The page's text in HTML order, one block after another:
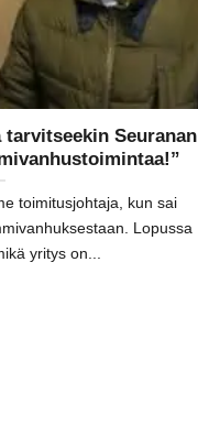
Seuranan
toimitusjohtaja, kun sai
Lopussa
yritys on...